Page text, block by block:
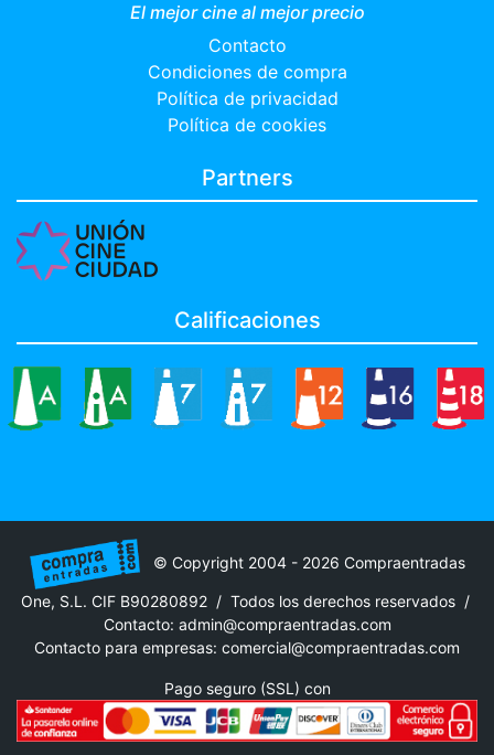
El mejor cine al mejor precio
Contacto
Condiciones de compra
Política de privacidad
Política de cookies
Partners
Calificaciones
© Copyright 2004 - 2026 Compraentradas
One, S.L. CIF B90280892 / Todos los derechos reservados /
Contacto: admin@compraentradas.com
Contacto para empresas: comercial@compraentradas.com
Pago seguro (SSL) con